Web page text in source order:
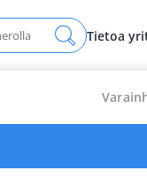
Tietoa